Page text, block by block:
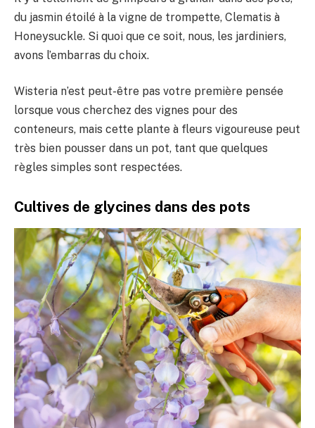
du jasmin étoilé à la vigne de trompette, Clematis à
Honeysuckle. Si quoi que ce soit, nous, les jardiniers,
avons l’embarras du choix.
Wisteria n’est peut-être pas votre première pensée
lorsque vous cherchez des vignes pour des
conteneurs, mais cette plante à fleurs vigoureuse peut
très bien pousser dans un pot, tant que quelques
règles simples sont respectées.
Cultives de glycines dans des pots